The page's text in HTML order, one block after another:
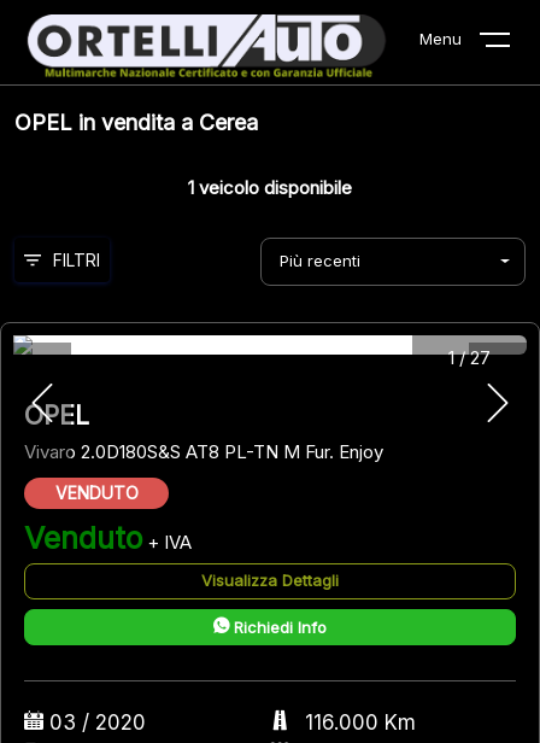
Menu
OPEL in vendita a Cerea
1 veicolo disponibile
Più recenti
FILTRI
1 /27
OPEL
Vivaro 2.0D180S&S AT8 PL-TN M Fur. Enjoy
VENDUTO
Venduto + IVA
Visualizza Dettagli
Richiedi Info
03 / 2020
116.000 Km